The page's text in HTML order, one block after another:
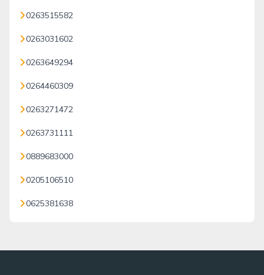
0263515582
0263031602
0263649294
0264460309
0263271472
0263731111
0889683000
0205106510
0625381638